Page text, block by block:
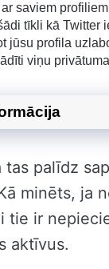
saviem
tīkli kā Twitter
jūsu profila
viņu
tas palīdz
minēts, ja
tie ir
aktīvus.